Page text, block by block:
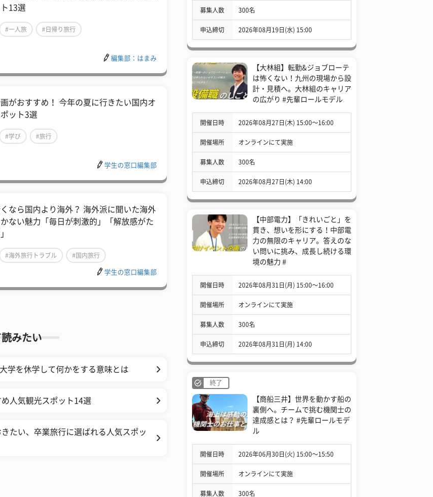
13選
#一人旅 #日帰り旅行
編集部：はまみ
がおすすめ！ 今年の夏に行きたい国内オ
ット3選
#学び #旅行
学生の窓口編集部
なら国内より海外？ 海外派に聞いた海外
ない魅力「毎日が刺激的」「解放感がた
#海外旅行トラブル #国内旅行
学生の窓口編集部
みたい
を休学して何かをする意味とは
人気観光スポット14選
たい、卒業旅行に選ばれる人気スポッ
募集人数 300名
申込締切 2026年08月19日(水) 15:00
【大林組】転勤&ジョブローテ
は怖くない！九州の現場から設
計・見積へ。大林組のキャリア
の広がり #先輩ロールモデル
開催日時 2026年08月27日(木) 15:00〜16:00
開催場所 オンラインにて実施
募集人数 300名
申込締切 2026年08月27日(木) 14:00
【中部電力】「きれいごと」を
貫き、想いを形にする！中部電
力の無限のキャリア。答えのな
い問いに挑み、成長し続ける環
境の魅力 #
開催日時 2026年08月31日(月) 15:00〜16:00
開催場所 オンラインにて実施
募集人数 300名
申込締切 2026年08月31日(月) 14:00
終了
【商船三井】世界を動かす船の
裏側へ。チームで挑む機関士の
達成感とは？ #先輩ロールモデ
ル
開催日時 2026年06月30日(火) 15:00〜15:50
開催場所 オンラインにて実施
募集人数 300名